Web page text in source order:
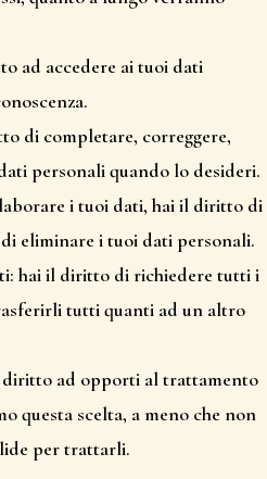
ad accedere ai tuoi dati
di completare, correggere,
personali quando lo desideri.
i tuoi dati, hai il diritto di
eliminare i tuoi dati personali.
hai il diritto di richiedere tutti i
tutti quanti ad un altro
ad opporti al trattamento
questa scelta, a meno che non
per trattarli.